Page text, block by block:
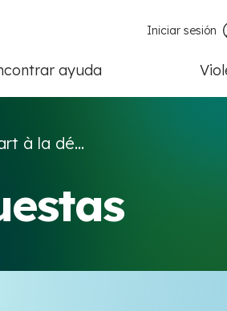
Iniciar sesión
ayuda
à la dé...